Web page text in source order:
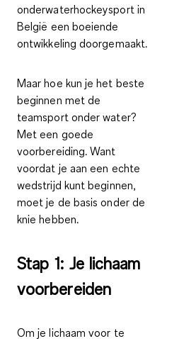
onderwaterhockeysport in
België een boeiende
ontwikkeling doorgemaakt.
Maar hoe kun je het beste
beginnen met de
teamsport onder water?
Meteen goede
voorbereiding. Want
voordat je aan een echte
wedstrijd kunt beginnen,
moet je de basis onder de
knie hebben.
Stap 1: Je lichaam
voorbereiden
Om je lichaam voor te